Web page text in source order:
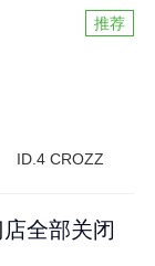
推荐
ID.4 CROZZ
全部关闭